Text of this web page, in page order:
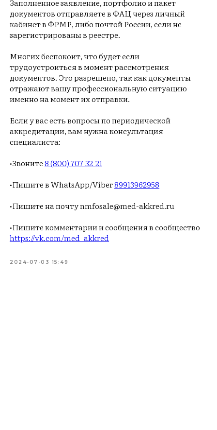
Заполненное заявление, портфолио и пакет
документов отправляете в ФАЦ через личный
кабинет в ФРМР, либо почтой России, если не
зарегистрированы в реестре.
Многих беспокоит, что будет если
трудоустроиться в момент рассмотрения
документов. Это разрешено, так как документы
отражают вашу профессиональную ситуацию
именно на момент их отправки.
Если у вас есть вопросы по периодической
аккредитации, вам нужна консультация
специалиста:
•Звоните8 (800) 707-32-21
•Пишите в WhatsApp/Viber89913962958
•Пишите на почту nmfosale@med-akkred.ru
•Пишите комментарии и сообщения в сообщество
https://vk.com/med_akkred
2024-07-03 15:49